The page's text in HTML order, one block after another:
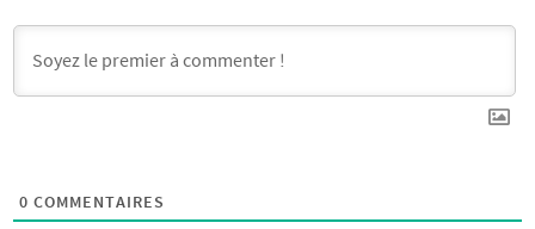
0 COMMENTAIRES